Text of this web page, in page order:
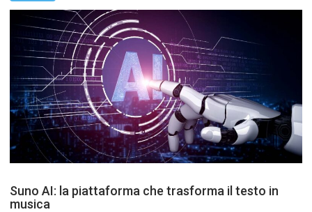
Suno AI: la piattaforma che trasforma il testo in
musica